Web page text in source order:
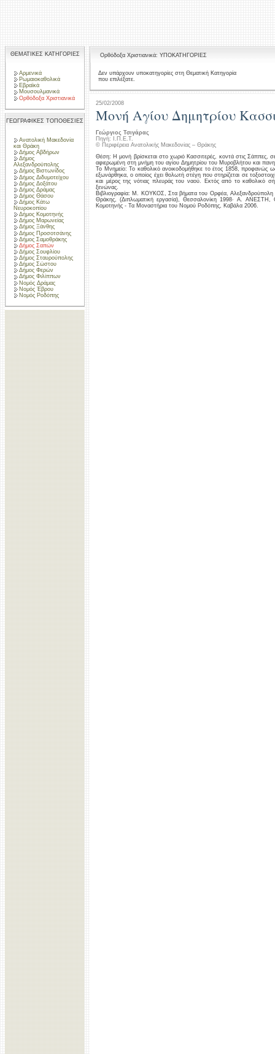
ΘΕΜΑΤΙΚΕΣ ΚΑΤΗΓΟΡΙΕΣ
Αρμενικά
Ρωμαιοκαθολικά
Εβραϊκά
Μουσουλμανικά
Ορθόδοξα Χριστιανικά
ΓΕΩΓΡΑΦΙΚΕΣ ΤΟΠΟΘΕΣΙΕΣ
Ανατολική Μακεδονία
και Θράκη
Δήμος Αβδήρων
Δήμος
Αλεξανδρούπολης
Δήμος Βιστωνίδος
Δήμος Διδυμοτείχου
Δήμος Δοξάτου
Δήμος Δράμας
Δήμος Θάσου
Δήμος Κάτω
Νευροκοπίου
Δήμος Κομοτηνής
Δήμος Μαρωνείας
Δήμος Ξάνθης
Δήμος Προσοτσάνης
Δήμος Σαμοθράκης
Δήμος Σαπών
Δήμος Σουφλίου
Δήμος Σταυρούπολης
Δήμος Σώστου
Δήμος Φερών
Δήμος Φιλίππων
Νομός Δράμας
Νομός Έβρου
Νομός Ροδόπης
Ορθόδοξα Χριστιανικά: ΥΠΟΚΑΤΗΓΟΡΙΕΣ
Δεν υπάρχουν υποκατηγορίες στη Θεματική Κατηγορία
που επιλέξατε.
25/02/2008
Μονή Αγίου Δημητρίου
Γεώργιος Τσιγάρας
Πηγή: Ι.Π.Ε.Τ.
© Περιφέρεια Ανατολικής Μακεδονίας – Θράκης
Θέση: Η μονή βρίσκεται στο χωριό Κασσιτερές, κοντά στις Σάππες, σε
αφιερωμένη στη μνήμη του αγίου Δημητρίου του Μυροβλήτου και
Το Μνημείο: Το καθολικό ανοικοδομήθηκε το έτος 1858, προφανώς ως
εξωνάρθηκα, ο οποίος έχει θολωτή στέγη που στηρίζεται σε
και μέρος της νότιας πλευράς του ναού. Εκτός από το καθολικό
ξενώνας.
Βιβλιογραφία: Μ. ΚΟΥΚΟΣ, Στα βήματα του Ορφέα,
Θράκης, (Διπλωματική εργασία), Θεσσαλονίκη 1998· Α. ΑΝΕΣΤΗ,
Κομοτηνής - Τα Μοναστήρια του Νομού Ροδόπης, Καβάλα 2006.